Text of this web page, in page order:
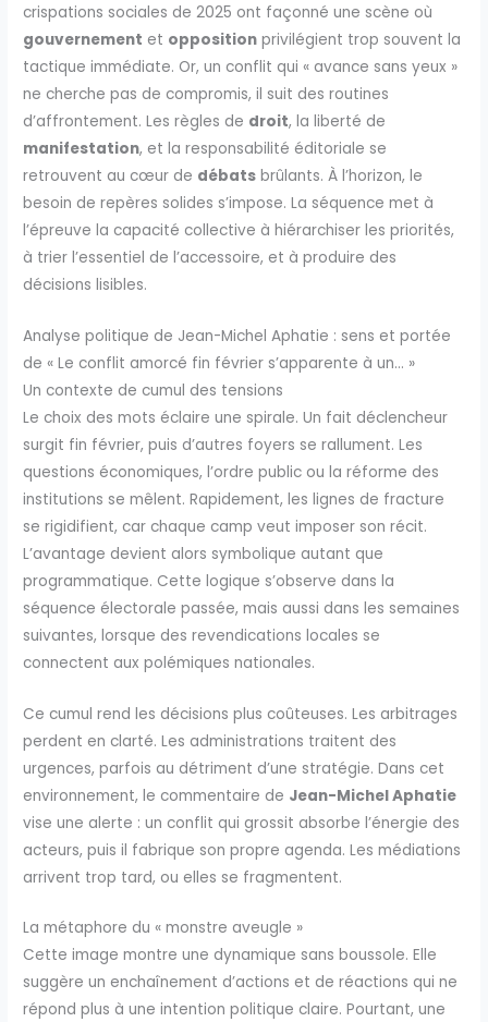
crispations sociales de 2025 ont façonné une scène où
gouvernement et opposition privilégient trop souvent la
tactique immédiate. Or, un conflit qui « avance sans yeux »
ne cherche pas de compromis, il suit des routines
d’affrontement. Les règles de droit, la liberté de
manifestation, et la responsabilité éditoriale se
retrouvent au cœur de débats brûlants. À l’horizon, le
besoin de repères solides s’impose. La séquence met à
l’épreuve la capacité collective à hiérarchiser les priorités,
à trier l’essentiel de l’accessoire, et à produire des
décisions lisibles.
Analyse politique de Jean-Michel Aphatie : sens et portée
de « Le conflit amorcé fin février s’apparente à un… »
Un contexte de cumul des tensions
Le choix des mots éclaire une spirale. Un fait déclencheur
surgit fin février, puis d’autres foyers se rallument. Les
questions économiques, l’ordre public ou la réforme des
institutions se mêlent. Rapidement, les lignes de fracture
se rigidifient, car chaque camp veut imposer son récit.
L’avantage devient alors symbolique autant que
programmatique. Cette logique s’observe dans la
séquence électorale passée, mais aussi dans les semaines
suivantes, lorsque des revendications locales se
connectent aux polémiques nationales.
Ce cumul rend les décisions plus coûteuses. Les arbitrages
perdent en clarté. Les administrations traitent des
urgences, parfois au détriment d’une stratégie. Dans cet
environnement, le commentaire de Jean-Michel Aphatie
vise une alerte : un conflit qui grossit absorbe l’énergie des
acteurs, puis il fabrique son propre agenda. Les médiations
arrivent trop tard, ou elles se fragmentent.
La métaphore du « monstre aveugle »
Cette image montre une dynamique sans boussole. Elle
suggère un enchaînement d’actions et de réactions qui ne
répond plus à une intention politique claire. Pourtant, une